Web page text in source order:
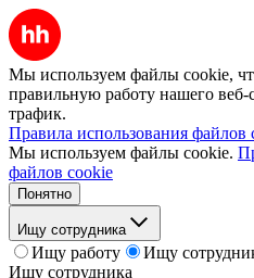
Мы используем файлы cookie,
правильную работу нашего веб-
трафик.
Правила использования файлов
Мы используем файлы cookie.
файлов cookie
Понятно
Ищу сотрудника
Ищу работу
Ищу
Ищу сотрудника